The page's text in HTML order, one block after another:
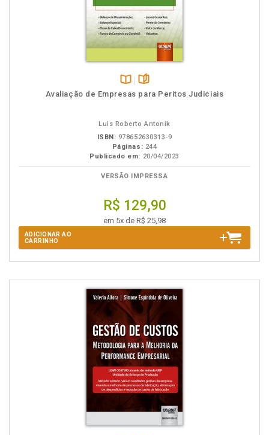
Disponível
páginas
Avaliação de Empresas para Peritos Judiciais
Luis Roberto Antonik
ISBN: 978652630313-9
Páginas: 244
Publicado em: 20/04/2023
VERSÃO IMPRESSA
R$ 129,90
em 5x de R$ 25,98
ADICIONAR AO
CARRINHO